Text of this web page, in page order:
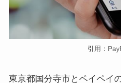
引用：
東京都国分寺市とペイペイ